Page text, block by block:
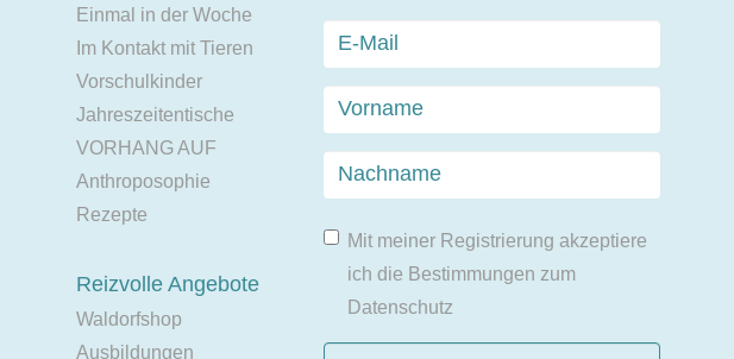
Einmal in der Woche
Im Kontakt mit Tieren
Vorschulkinder
Jahreszeitentische
VORHANG AUF
Anthroposophie
Rezepte
Reizvolle Angebote
Waldorfshop
Ausbildungen
Mit meiner Registrierung akzeptiere
ich die Bestimmungen zum
Datenschutz